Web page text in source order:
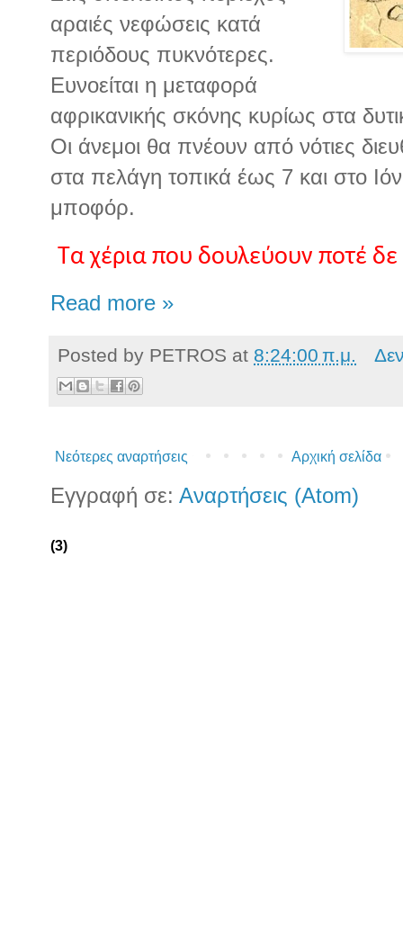
αραιές νεφώσεις κατά
περιόδους πυκνότερες.
Ευνοείται η μεταφορά
αφρικανικής σκόνης κυρίως στα
Οι άνεμοι θα πνέουν από νότιες
στα πελάγη τοπικά έως 7 και στο
μποφόρ.
Τα χέρια που δουλεύουν ποτέ δε
Read more »
Posted by PETROS at 8:24:00 π.μ.
Νεότερες αναρτήσεις Αρχική σελίδα
Εγγραφή σε: Αναρτήσεις (Atom)
(3)